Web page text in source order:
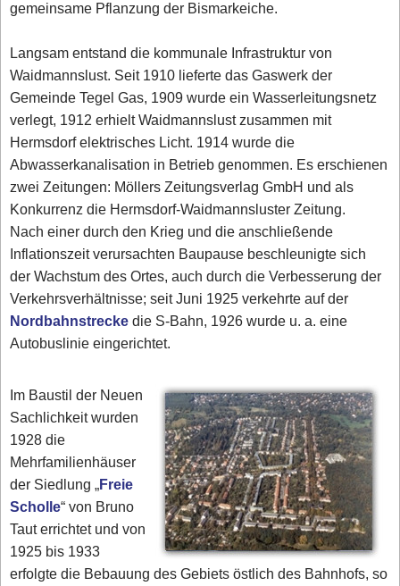
gemeinsame Pflanzung der Bismarkeiche.
Langsam entstand die kommunale Infrastruktur von
Waidmannslust. Seit 1910 lieferte das Gaswerk der
Gemeinde Tegel Gas, 1909 wurde ein Wasserleitungsnetz
verlegt, 1912 erhielt Waidmannslust zusammen mit
Hermsdorf elektrisches Licht. 1914 wurde die
Abwasserkanalisation in Betrieb genommen. Es erschienen
zwei Zeitungen: Möllers Zeitungsverlag GmbH und als
Konkurrenz die Hermsdorf-Waidmannsluster Zeitung.
Nach einer durch den Krieg und die anschließende
Inflationszeit verursachten Baupause beschleunigte sich
der Wachstum des Ortes, auch durch die Verbesserung der
Verkehrsverhältnisse; seit Juni 1925 verkehrte auf der
Nordbahnstreckedie S-Bahn, 1926 wurde u. a. eine
Autobuslinie eingerichtet.
Im Baustil der Neuen
Sachlichkeit wurden
1928 die
Mehrfamilienhäuser
der Siedlung „Freie
Scholle“ von Bruno
Taut errichtet und von
1925 bis 1933
erfolgte die Bebauung des Gebiets östlich des Bahnhofs, so